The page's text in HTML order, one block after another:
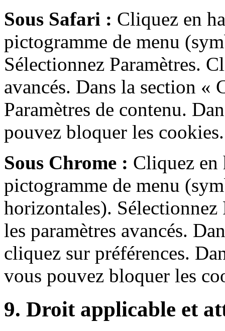
Sous Safari : Cliquez en
pictogramme de menu
Sélectionnez Paramètres.
avancés. Dans la section
Paramètres de contenu.
pouvez bloquer les cookies.
Sous Chrome : Cliquez en
pictogramme de menu
horizontales).
les paramètres avancés.
cliquez sur préférences.
vous pouvez bloquer les
9. Droit applicable et